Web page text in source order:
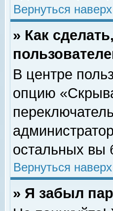
Вернуться наверх
» Как
В центре
опцию
остальных вы
Вернуться наверх
» Я забыл